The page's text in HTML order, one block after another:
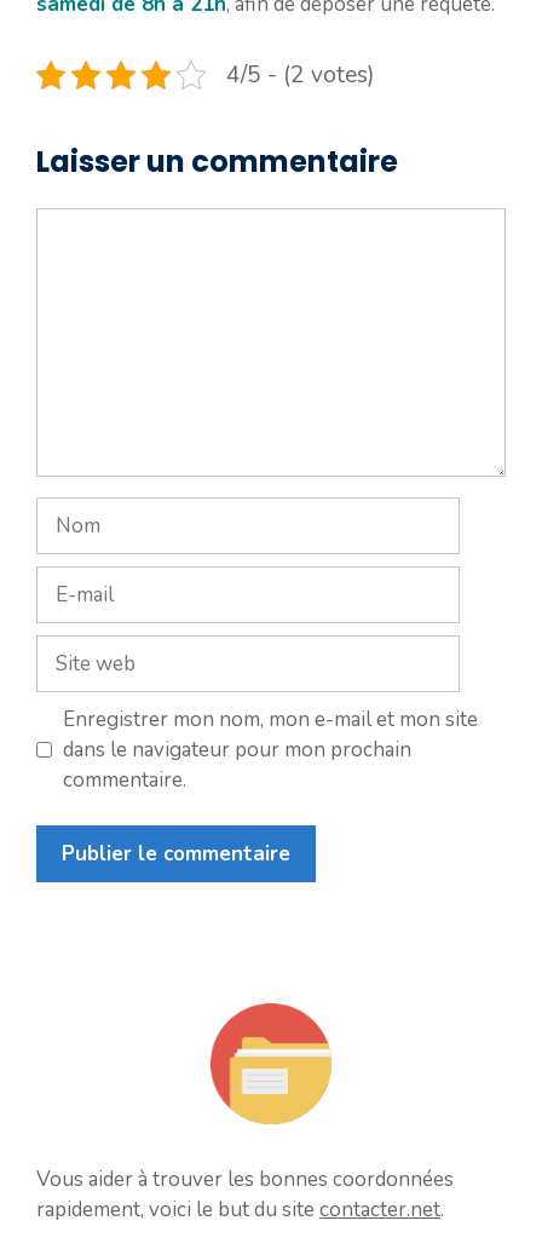
4/5 - (2 votes)
Laisser un commentaire
Nom
mail
Site
web
Enregistrer mon nom, mon e-mail et mon site
dans le navigateur pour mon prochain
commentaire.
Vous aider à trouver les bonnes coordonnées
rapidement, voici le but du site contacter.net.